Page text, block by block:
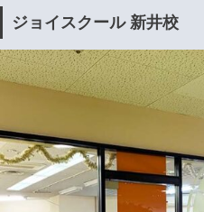
ジョイスクール 新井校